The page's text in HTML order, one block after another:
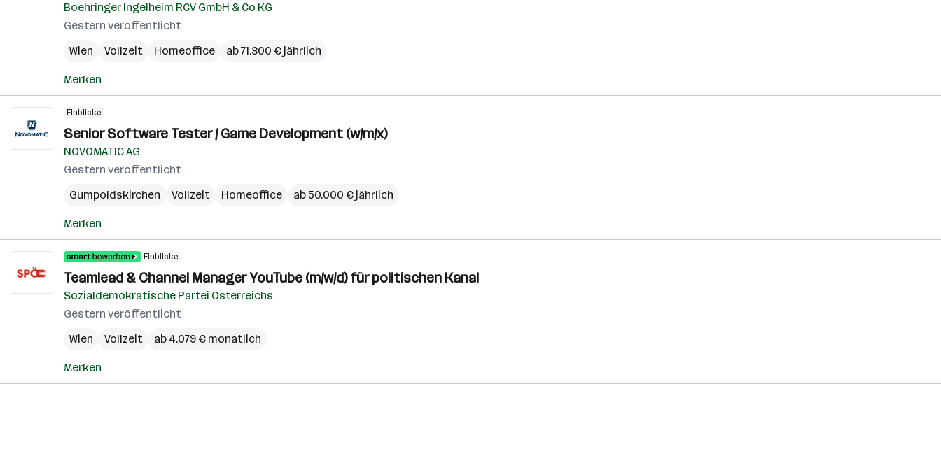
Boehringer Ingelheim RCV GmbH & Co KG
Gestern veröffentlicht
Wien
Vollzeit Homeoffice ab 71.300 € jährlich
Merken
Einblicke
Senior Software Tester / Game Development (w/m/x)
NOVOMATIC AG
Gestern veröffentlicht
Gumpoldskirchen
Vollzeit Homeoffice ab 50.000 € jährlich
Merken
Einblicke
Teamlead & Channel Manager YouTube (m/w/d) für politischen Kanal
Sozialdemokratische Partei Österreichs
Gestern veröffentlicht
Wien
Vollzeit ab 4.079 € monatlich
Merken